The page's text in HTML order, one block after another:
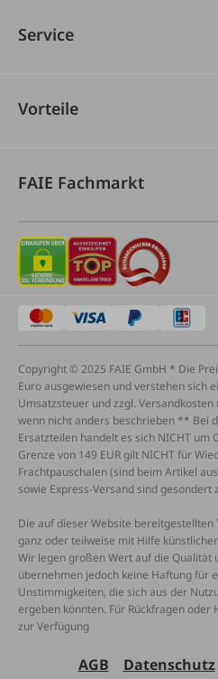
Service
Vorteile
FAIE Fachmarkt
Copyright © 2025 FAIE GmbH * Die
Euro ausgewiesen und verstehen sich
Umsatzsteuer und zzgl.
wenn nicht anders beschrieben ** Bei
Ersatzteilen handelt es sich NICHT um
Grenze von 149 EUR gilt NICHT für
Frachtpauschalen (sind beim Artikel
sowie Express-Versand sind gesondert
Die auf dieser Website bereitgestellten
ganz oder teilweise mit Hilfe
Wir legen großen Wert auf die Qualität
übernehmen jedoch keine Haftung für
Unstimmigkeiten, die sich aus der
ergeben könnten. Für Rückfragen oder
zur Verfügung
AGB Datenschutz